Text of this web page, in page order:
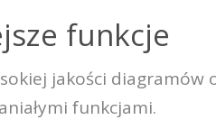
funkcje
jakości diagramów
funkcjami.